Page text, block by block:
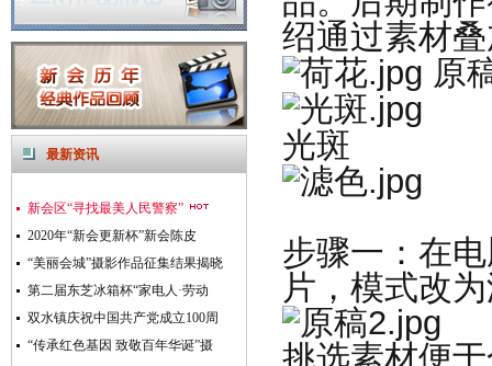
最新资讯
新会区“寻找最美人民警察”
2020年“新会更新杯”新会陈皮
“美丽会城”摄影作品征集结果揭晓
第二届东芝冰箱杯“家电人·劳动
双水镇庆祝中国共产党成立100周
“传承红色基因 致敬百年华诞”摄
绍通过素材
原
光斑
步骤一：在
片，模式改
挑选素材便